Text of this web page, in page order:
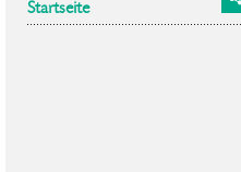
Startseite